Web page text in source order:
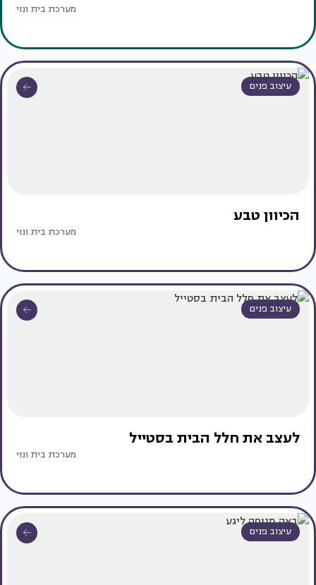
מערכת בית ונוי
עיצוב פנים
הכיוון טבע
מערכת בית ונוי
עיצוב פנים
לעצב את חלל הבית בסטייל
מערכת בית ונוי
עיצוב פנים